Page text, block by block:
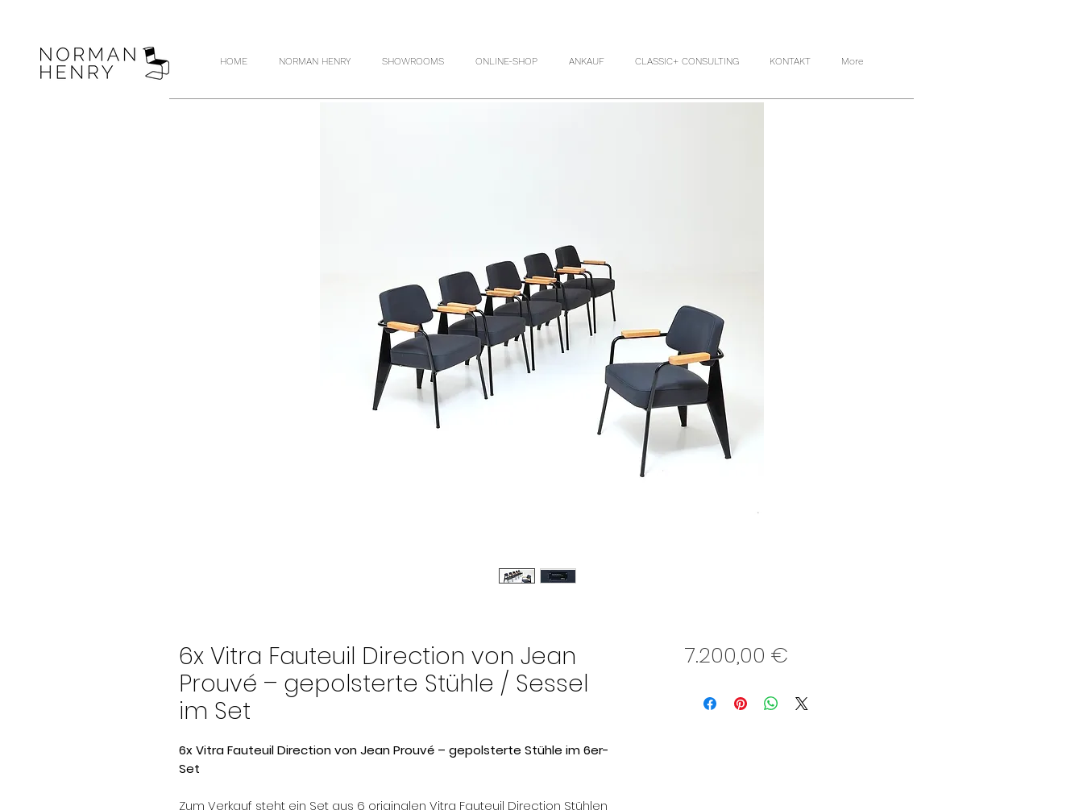
HOME NORMAN HENRY SHOWROOMS ONLINE-SHOP ANKAUF CLASSIC+ CONSULTING KONTAKT More
6x Vitra Fauteuil Direction von Jean
Prouvé – gepolsterte Stühle / Sessel
im Set
6x Vitra Fauteuil Direction von Jean Prouvé – gepolsterte Stühle im 6er-
Set
Zum Verkauf steht ein Set aus 6 originalen Vitra Fauteuil Direction Stühlen
7.200,00 €Preis